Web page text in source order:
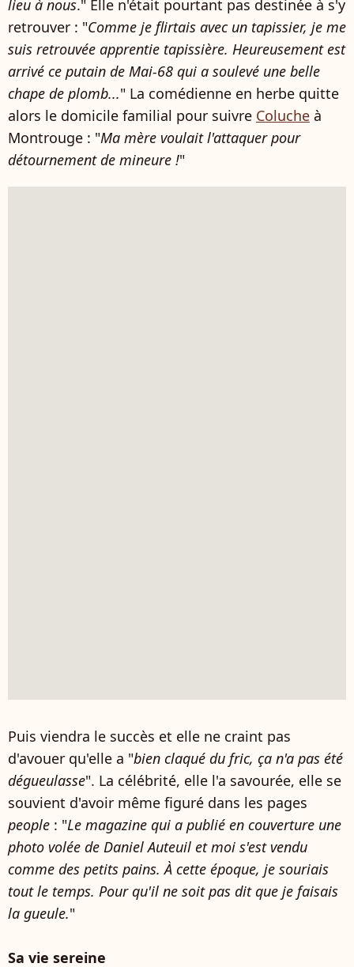
lieu à nous." Elle n'était pourtant pas destinée à s'y
retrouver : "Comme je flirtais avec un tapissier, je me
suis retrouvée apprentie tapissière. Heureusement est
arrivé ce putain de Mai-68 qui a soulevé une belle
chape de plomb..." La comédienne en herbe quitte
alors le domicile familial pour suivre Coluche à
Montrouge : "Ma mère voulait l'attaquer pour
détournement de mineure !"
Puis viendra le succès et elle ne craint pas
d'avouer qu'elle a "bien claqué du fric, ça n'a pas été
dégueulasse". La célébrité, elle l'a savourée, elle se
souvient d'avoir même figuré dans les pages
people : "Le magazine qui a publié en couverture une
photo volée de Daniel Auteuil et moi s'est vendu
comme des petits pains. À cette époque, je souriais
tout le temps. Pour qu'il ne soit pas dit que je faisais
la gueule."
Sa vie sereine